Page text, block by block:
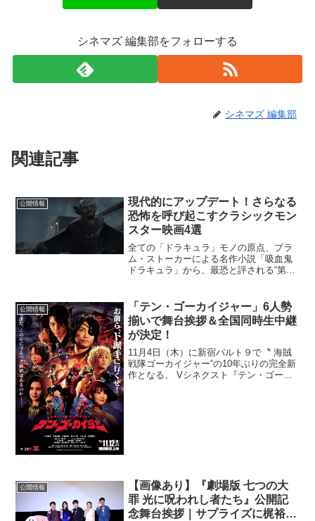
シネマズ 編集部をフォローする
シネマズ 編集部
関連記事
公開情報
現代的にアップデート！さらなる
恐怖を呼び起こすクラシックモン
スター映画4選
全ての「ドラキュラ」モノの原点、ブラ
ム・ストーカーによる名作小説「吸血鬼
ドラキュラ」から、最恐と評される“第七
り全国公開される。1897年に刊行された
ブラム・ストー...
公開情報
「テン・ゴーカイジャー」6人勢
揃いで舞台挨拶＆全国同時生中継
が決定！
11月4日（木）に新宿バルト９で〝 海賊
戦隊ゴーカイジャー“の10年ぶりの完全新
作となる、 Vシネクスト『テン・ゴーカ
公開情報
【画像あり】『劇場版 七つの大
罪 光に呪われし者たち』公開記
念舞台挨拶｜サプライズに梶裕